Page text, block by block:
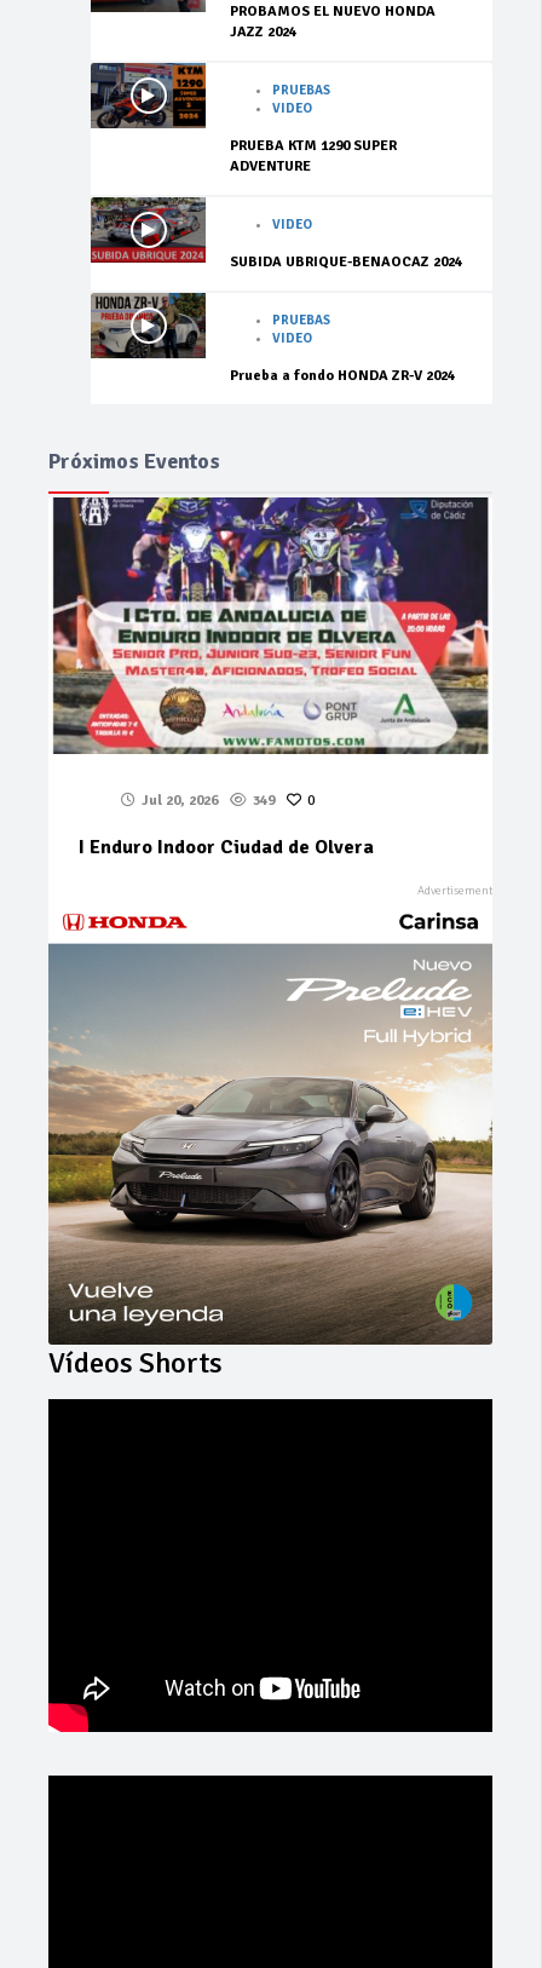
PROBAMOS EL NUEVO HONDA
JAZZ 2024
PRUEBAS
VIDEO
PRUEBA KTM 1290 SUPER
ADVENTURE
VIDEO
SUBIDA UBRIQUE-BENAOCAZ 2024
PRUEBAS
VIDEO
Prueba a fondo HONDA ZR-V 2024
Próximos Eventos
Jul 20, 2026 349 0
I Enduro Indoor Ciudad de Olvera
Vídeos Shorts